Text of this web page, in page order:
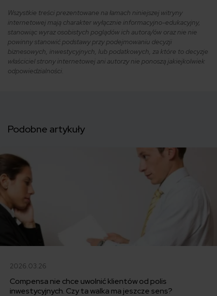
Wszystkie treści prezentowane na łamach niniejszej witryny
internetowej mają charakter wyłącznie informacyjno-edukacyjny,
stanowiąc wyraz osobistych poglądów ich autora/ów oraz nie nie
powinny stanowić podstawy przy podejmowaniu decyzji
biznesowych, inwestycyjnych, lub podatkowych, za które to decyzje
właściciel strony internetowej ani autorzy nie ponoszą jakiejkolwiek
odpowiedzialności.
Podobne artykuły
2026.03.26
Compensa nie chce uwolnić klientów od polis
inwestycyjnych. Czy ta walka ma jeszcze sens?